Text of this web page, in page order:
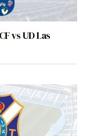
vs UD Las